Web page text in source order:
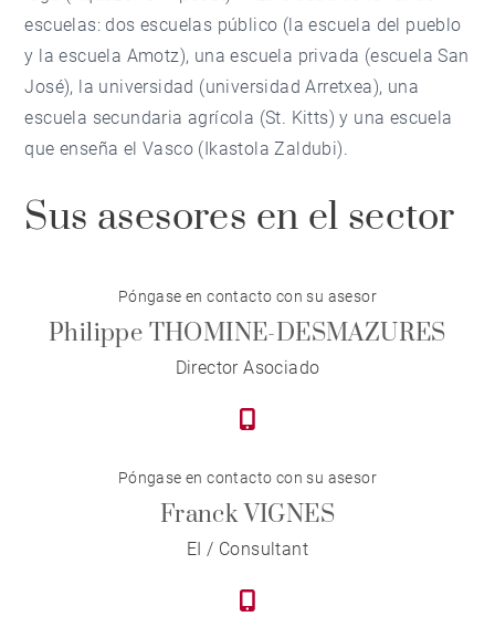
escuelas: dos escuelas público (la escuela del pueblo
y la escuela Amotz), una escuela privada (escuela San
José), la universidad (universidad Arretxea), una
escuela secundaria agrícola (St. Kitts) y una escuela
que enseña el Vasco (Ikastola Zaldubi).
Sus asesores en el sector
Póngase en contacto con su asesor
Philippe THOMINE-DESMAZURES
Director Asociado
Póngase en contacto con su asesor
Franck VIGNES
EI / Consultant